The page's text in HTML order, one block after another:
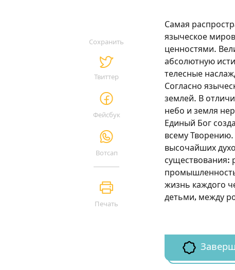
Сохранить
Твиттер
Фейсбук
Вотсап
Печать
Самая
языческое
ценностями.
абсолютную
телесные
Согласно
землей. В
небо и земля
Единый Бог
всему
высочайших
существования:
жизнь каждого
детьми, между